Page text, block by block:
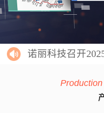
诺丽科技召开